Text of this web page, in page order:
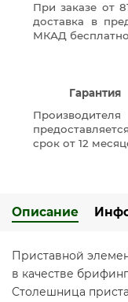
При заказе от
доставка в
МКАД бесплатно
Гарантия
Производителя
срок от 12
Описание
Приставной
в качестве
Столешница